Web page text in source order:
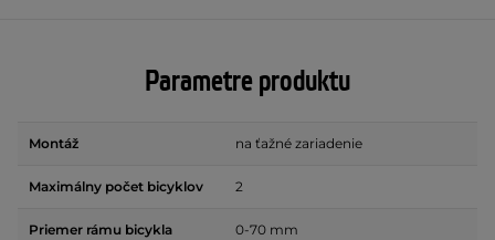
Parametre produktu
Montáž na ťažné zariadenie
Maximálny počet bicyklov 2
Priemer rámu bicykla 0-70 mm